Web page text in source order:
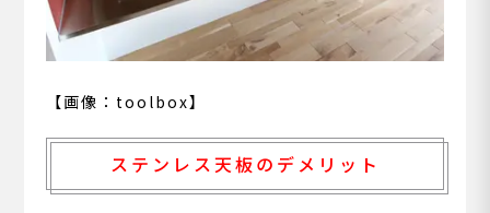
【画像：toolbox】
ステンレス天板のデメリット